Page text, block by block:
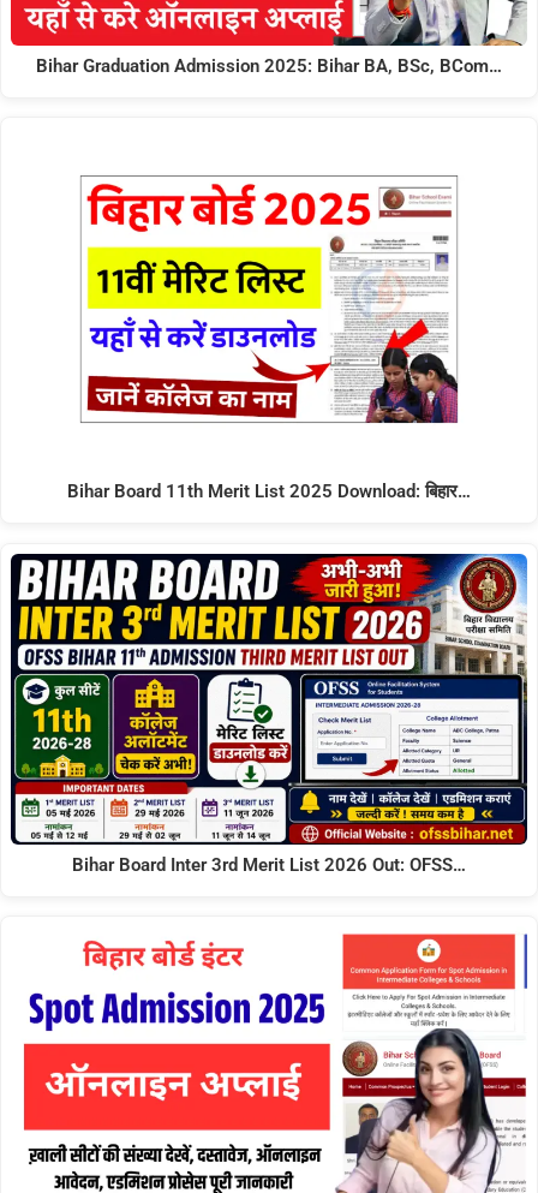
Bihar Graduation Admission 2025: Bihar BA, BSc, BCom…
Bihar Board 11th Merit List 2025 Download: बिहार…
Bihar Board Inter 3rd Merit List 2026 Out: OFSS…